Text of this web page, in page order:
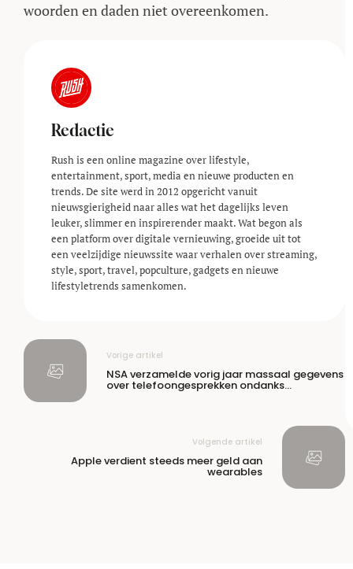
woorden en daden niet overeenkomen.
Redactie
Rush is een online magazine over lifestyle,
entertainment, sport, media en nieuwe producten en
trends. De site werd in 2012 opgericht vanuit
nieuwsgierigheid naar alles wat het dagelijks leven
leuker, slimmer en inspirerender maakt. Wat begon als
een platform over digitale vernieuwing, groeide uit tot
een veelzijdige nieuwssite waar verhalen over streaming,
style, sport, travel, popculture, gadgets en nieuwe
lifestyle­trends samenkomen.
Vorige artikel
NSA verzamelde vorig jaar massaal gegevens
over telefoongesprekken ondanks
Volgende artikel
Apple verdient steeds meer geld aan
wearables